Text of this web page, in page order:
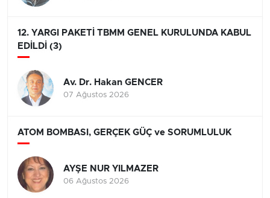
12. YARGI PAKETİ TBMM GENEL KURULUNDA KABUL
EDİLDİ (3)
Av. Dr. Hakan GENCER
07 Ağustos 2026
ATOM BOMBASI, GERÇEK GÜÇ ve SORUMLULUK
AYŞE NUR YILMAZER
06 Ağustos 2026